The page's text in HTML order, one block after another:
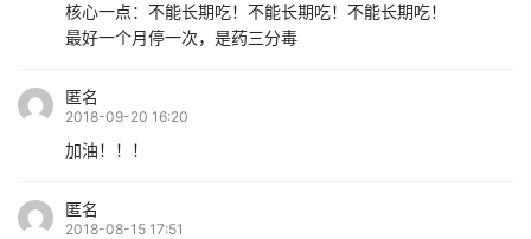
核心一点：不能长期吃！不能长期吃！不能长期吃！
最好一个月停一次，是药三分毒
匿名
2018-09-20 16:20
加油！！！
匿名
2018-08-15 17:51